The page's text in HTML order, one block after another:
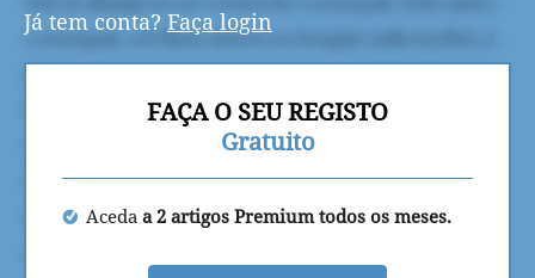
Já tem conta? Faça login
FAÇA O SEU REGISTO
Gratuito
Aceda a 2 artigos Premium todos os meses.